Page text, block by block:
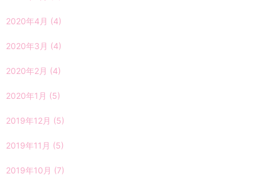
2020年4月 (4)
2020年3月 (4)
2020年2月 (4)
2020年1月 (5)
2019年12月 (5)
2019年11月 (5)
2019年10月 (7)